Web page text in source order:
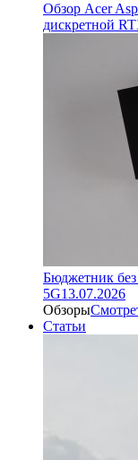
Обзор Acer
дискретной
Бюджетник
5G13.07.2026
Обзоры
Статьи